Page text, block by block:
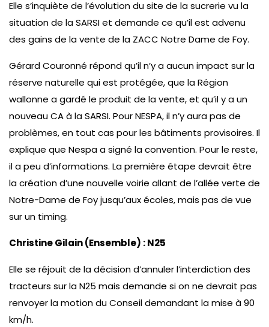
Elle s’inquiète de l’évolution du site de la sucrerie vu la
situation de la SARSI et demande ce qu’il est advenu
des gains de la vente de la ZACC Notre Dame de Foy.
Gérard Couronné répond qu’il n’y a aucun impact sur la
réserve naturelle qui est protégée, que la Région
wallonne a gardé le produit de la vente, et qu’il y a un
nouveau CA à la SARSI. Pour NESPA, il n’y aura pas de
problèmes, en tout cas pour les bâtiments provisoires. Il
explique que Nespa a signé la convention. Pour le reste,
il a peu d’informations. La première étape devrait être
la création d’une nouvelle voirie allant de l’allée verte de
Notre-Dame de Foy jusqu’aux écoles, mais pas de vue
sur un timing.
Christine Gilain (Ensemble) : N25
Elle se réjouit de la décision d’annuler l’interdiction des
tracteurs sur la N25 mais demande si on ne devrait pas
renvoyer la motion du Conseil demandant la mise à 90
km/h.